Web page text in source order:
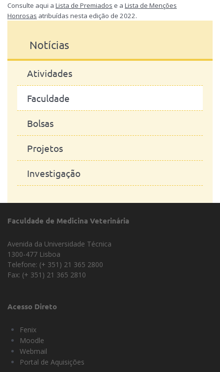
Consulte aqui a Lista de Premiados e a Lista de Menções
Honrosas atribuídas nesta edição de 2022.
Notícias
Atividades
Faculdade
Bolsas
Projetos
Investigação
Faculdade de Medicina Veterinária
Avenida da Universidade Técnica
1300-477 Lisboa
Telefone: (+ 351) 21 365 2800
Fax: (+ 351) 21 365 2810
Acesso Direto
Fenix
Moodle
Webmail
Portal de Aquisições